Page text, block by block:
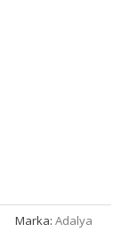
Marka: Adalya